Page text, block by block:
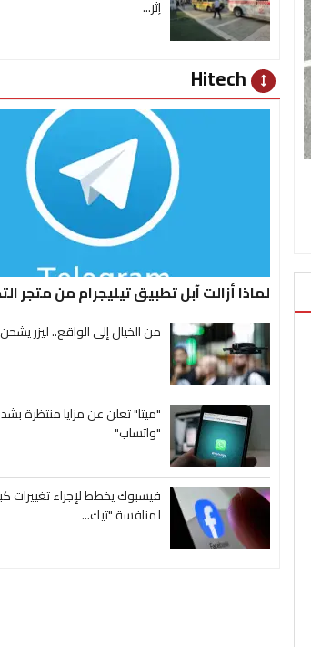
إثر...
height
لماذا أزالت آبل تطبيق تيليجرام من متجر
من الخيال إلى الواقع.. ليزر يشحن
"ميتا" تعلن عن مزايا منتظرة
"واتساب"
فيسبوك يخطط لإجراء تغييرات
لمنافسة "تيك...